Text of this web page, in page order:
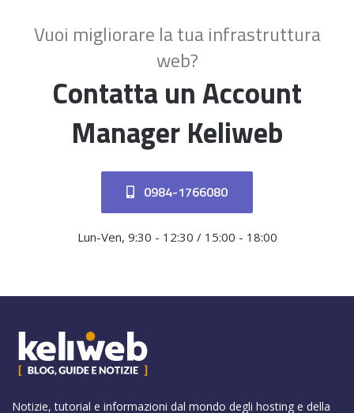
Vuoi migliorare la tua infrastruttura
web?
Contatta un Account
Manager Keliweb
0984-1766080
Lun-Ven, 9:30 - 12:30 / 15:00 - 18:00
Notizie, tutorial e informazioni dal mondo degli hosting e della